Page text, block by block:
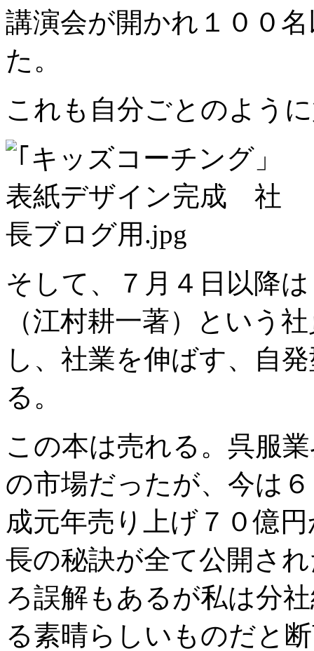
講演会が開かれ１００
た。
これも自分ごとのよう
そして、７月４日以降
（江村耕一著）という
し、社業を伸ばす、自
る。
この本は売れる。呉服
の市場だったが、今は
成元年売り上げ７０億
長の秘訣が全て公開さ
ろ誤解もあるが私は分
る素晴らしいものだと